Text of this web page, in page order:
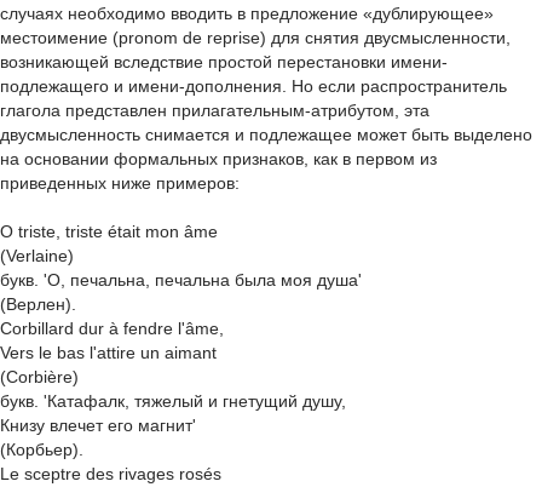
случаях необходимо вводить в предложение «дублирующее»
местоимение (pronom de reprise) для снятия двусмысленности,
возникающей вследствие простой перестановки имени-
подлежащего и имени-дополнения. Но если распространитель
глагола представлен прилагательным-атрибутом, эта
двусмысленность снимается и подлежащее может быть выделено
на основании формальных признаков, как в первом из
приведенных ниже примеров:
О triste, triste était mon âme
(Verlaine)
букв. 'О, печальна, печальна была моя душа'
(Верлен).
Corbillard dur à fendre l'âme,
Vers le bas l'attire un aimant
(Corbière)
букв. 'Катафалк, тяжелый и гнетущий душу,
Книзу влечет его магнит'
(Корбьер).
Le sceptre des rivages rosés